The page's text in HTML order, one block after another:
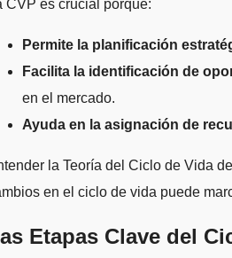
CVP es crucial porque:
Permite la planificación
Facilita la identificación de
en el mercado.
Ayuda en la asignación de
la Teoría del Ciclo de Vida
en el ciclo de vida puede
Etapas Clave del